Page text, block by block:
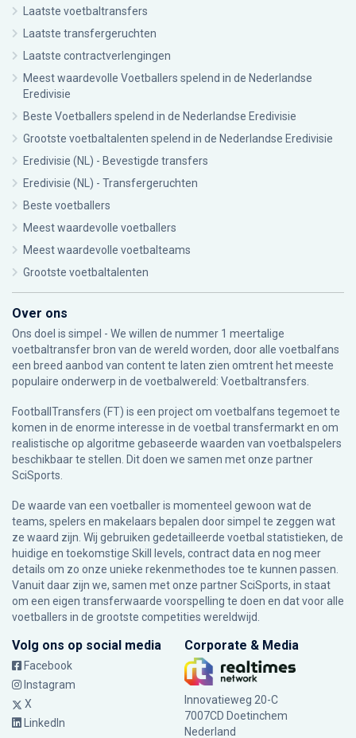
Laatste voetbaltransfers
Laatste transfergeruchten
Laatste contractverlengingen
Meest waardevolle Voetballers spelend in de Nederlandse
Eredivisie
Beste Voetballers spelend in de Nederlandse Eredivisie
Grootste voetbaltalenten spelend in de Nederlandse Eredivisie
Eredivisie (NL) - Bevestigde transfers
Eredivisie (NL) - Transfergeruchten
Beste voetballers
Meest waardevolle voetballers
Meest waardevolle voetbalteams
Grootste voetbaltalenten
Over ons
Ons doel is simpel - We willen de nummer 1 meertalige
voetbaltransfer bron van de wereld worden, door alle voetbalfans
een breed aanbod van content te laten zien omtrent het meeste
populaire onderwerp in de voetbalwereld: Voetbaltransfers.
FootballTransfers (FT) is een project om voetbalfans tegemoet te
komen in de enorme interesse in de voetbal transfermarkt en om
realistische op algoritme gebaseerde waarden van voetbalspelers
beschikbaar te stellen. Dit doen we samen met onze partner
SciSports.
De waarde van een voetballer is momenteel gewoon wat de
teams, spelers en makelaars bepalen door simpel te zeggen wat
ze waard zijn. Wij gebruiken gedetailleerde voetbal statistieken, de
huidige en toekomstige Skill levels, contract data en nog meer
details om zo onze unieke rekenmethodes toe te kunnen passen.
Vanuit daar zijn we, samen met onze partner SciSports, in staat
om een eigen transferwaarde voorspelling te doen en dat voor alle
voetballers in de grootste competities wereldwijd.
Volg ons op social media
Facebook
Instagram
X
LinkedIn
Corporate & Media
Innovatieweg 20-C
7007CD Doetinchem
Nederland